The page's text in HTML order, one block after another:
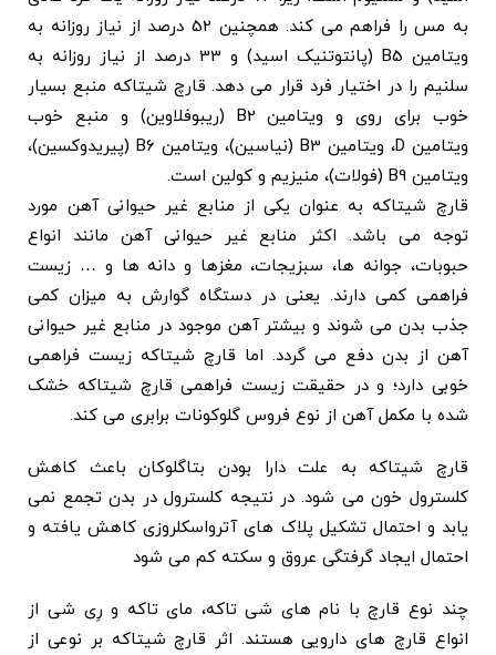
به مس را فراهم می کند. همچنین 52 درصد از نیاز روزانه به
ویتامین B5 (پانتوتنیک اسید) و 33 درصد از نیاز روزانه به
سلنیم را در اختیار فرد قرار می دهد. قارچ شیتاکه منبع بسیار
خوب برای روی و ویتامین B2 (ریبوفلاوین) و منبع خوب
ویتامین D، ویتامین B3 (نیاسین)، ویتامین B6 (پیریدوکسین)،
ویتامین B9 (فولات)، منیزیم و کولین است.
قارچ شیتاکه به عنوان یکی از منابع غیر حیوانی آهن مورد
توجه می باشد. اکثر منابع غیر حیوانی آهن مانند انواع
حبوبات، جوانه ها، سبزیجات، مغزها و دانه ها و … زیست
فراهمی کمی دارند. یعنی در دستگاه گوارش به میزان کمی
جذب بدن می شوند و بیشتر آهن موجود در منابع غیر حیوانی
آهن از بدن دفع می گردد. اما قارچ شیتاکه زیست فراهمی
خوبی دارد؛ و در حقیقت زیست فراهمی قارچ شیتاکه خشک
شده با مکمل آهن از نوع فروس گلوکونات برابری می کند.
قارچ شیتاکه به علت دارا بودن بتاگلوکان باعث کاهش
کلسترول خون می شود. در نتیجه کلسترول در بدن تجمع نمی
یابد و احتمال تشکیل پلاک های آترواسکلروزی کاهش یافته و
احتمال ایجاد گرفتگی عروق و سکته کم می شود
چند نوع قارچ با نام های شی تاکه، مای تاکه و رِی شی از
انواع قارچ های دارویی هستند. اثر قارچ شیتاکه بر نوعی از